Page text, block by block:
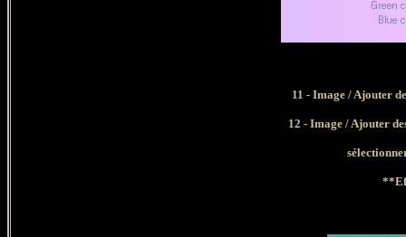
11 - Image / Ajouter
12 - Image / Ajouter